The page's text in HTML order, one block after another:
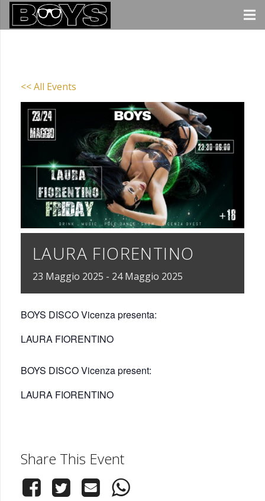
<< All Events
LAURA FIORENTINO
23 Maggio 2025 - 24 Maggio 2025
BOYS DISCO Vicenza presenta:
LAURA FIORENTINO
BOYS DISCO Vicenza present:
LAURA FIORENTINO
Share This Event